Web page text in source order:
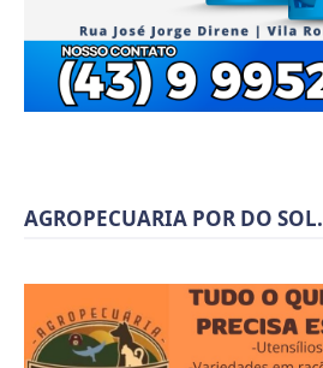
AGROPECUARIA POR DO SOL.